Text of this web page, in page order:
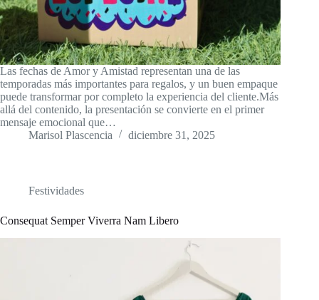
Las fechas de Amor y Amistad representan una de las
temporadas más importantes para regalos, y un buen empaque
puede transformar por completo la experiencia del cliente.Más
allá del contenido, la presentación se convierte en el primer
mensaje emocional que…
Marisol Plascencia
diciembre 31, 2025
Festividades
Consequat Semper Viverra Nam Libero